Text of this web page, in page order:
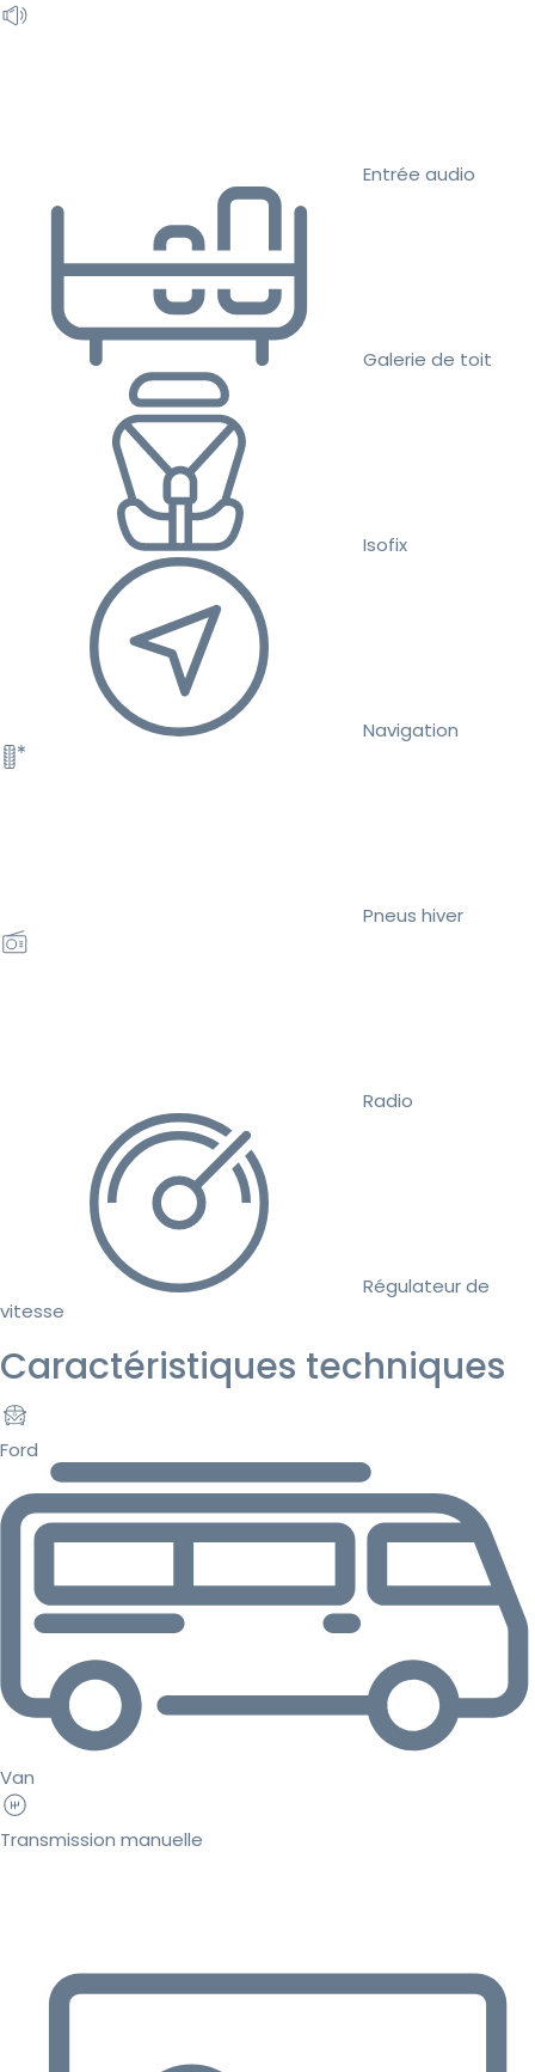
Entrée audio
Galerie de toit
Isofix
Navigation
Pneus hiver
Radio
Régulateur de
vitesse
Caractéristiques techniques
Ford
Van
Transmission manuelle